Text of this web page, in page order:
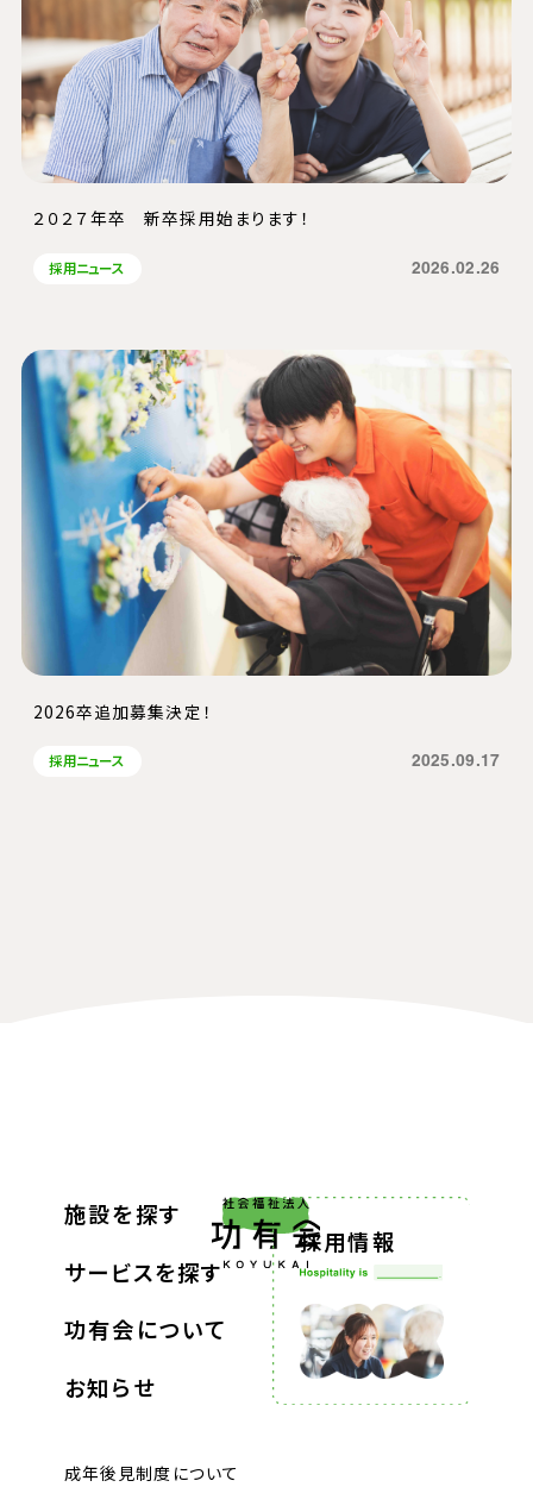
２０２７年卒 新卒採用始まります！
採用ニュース 2026.02.26
2026卒追加募集決定！
採用ニュース 2025.09.17
施設を探す
サービスを探す
功有会について
お知らせ
成年後見制度について
採用情報